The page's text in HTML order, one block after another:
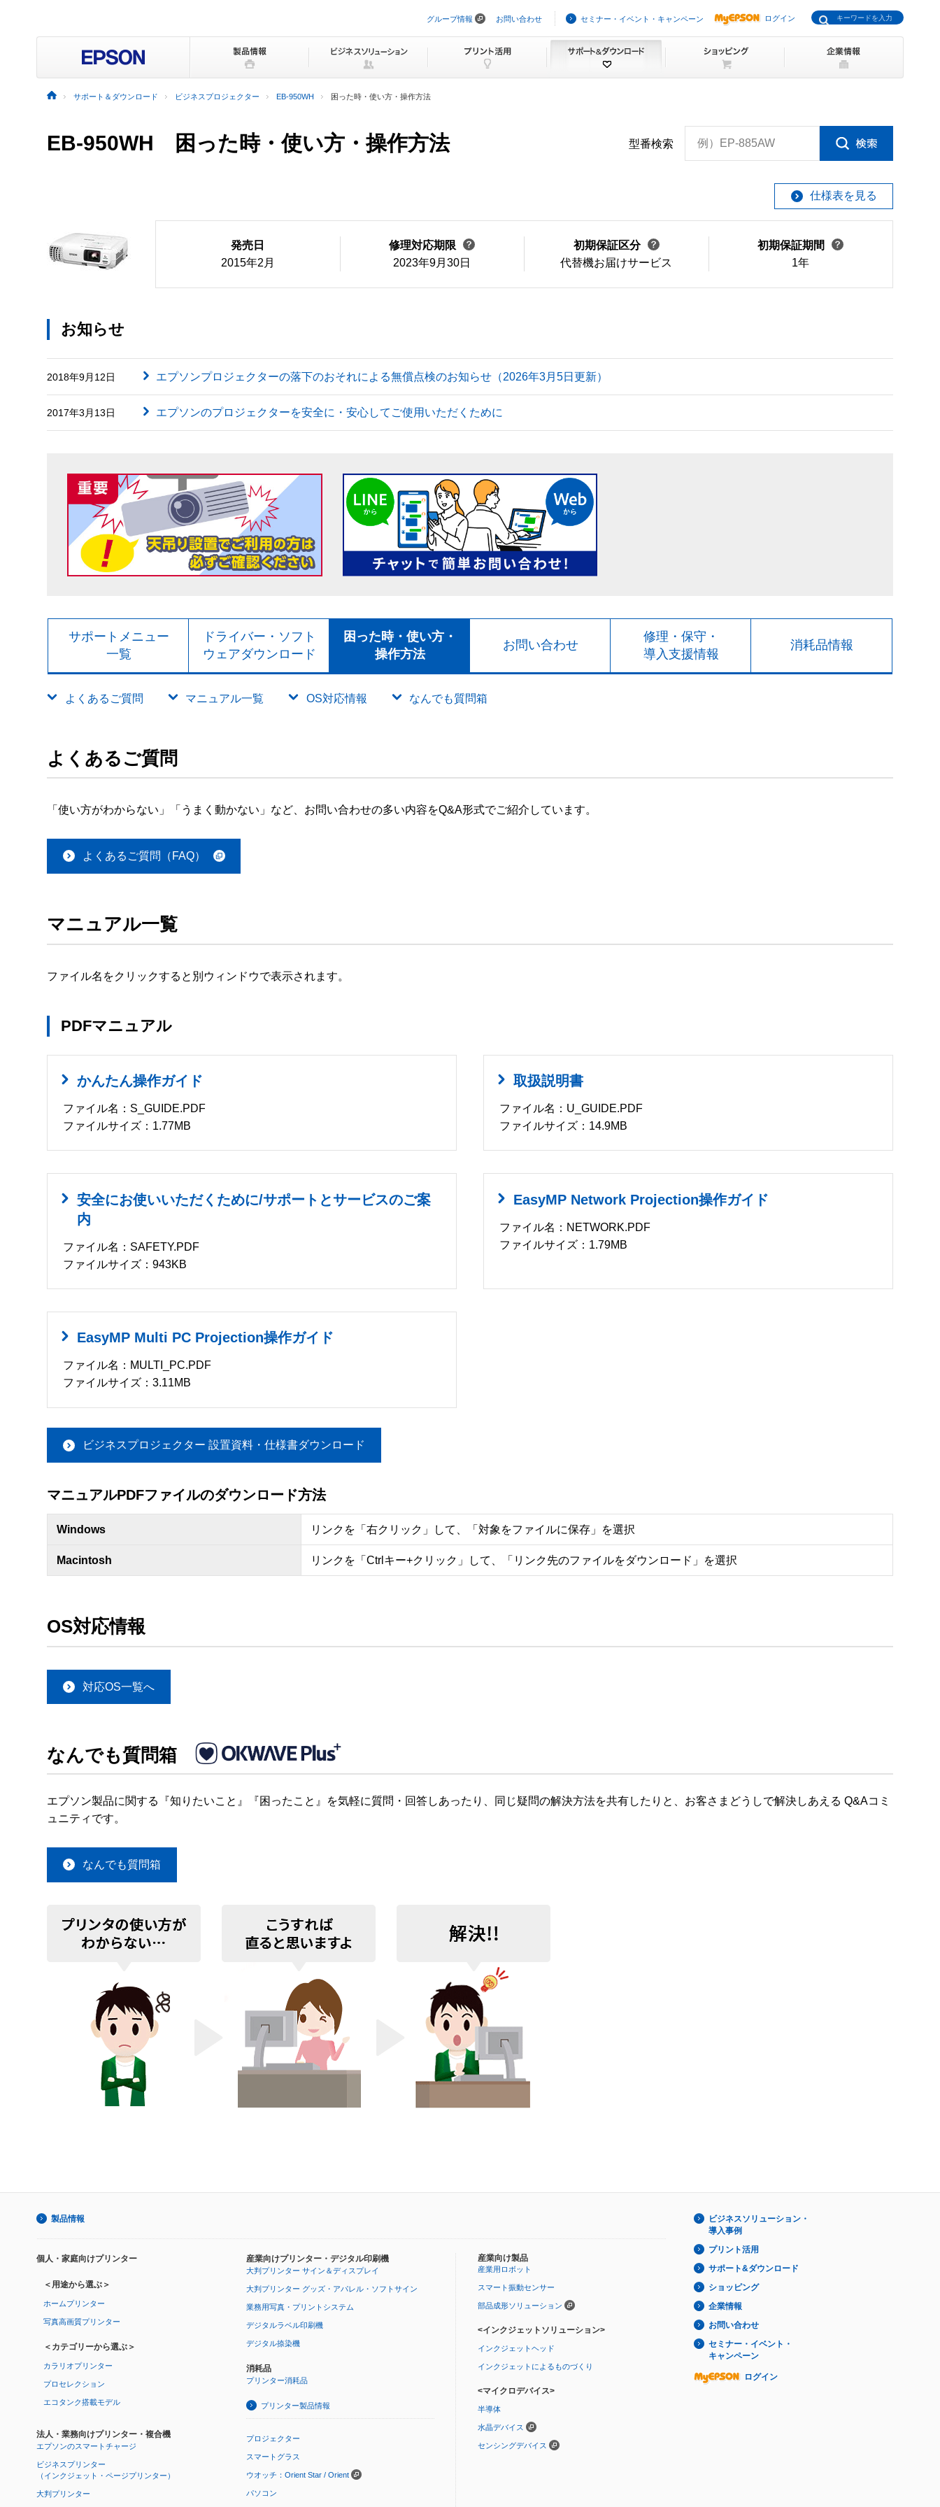
ビ
ョ
ン
を
ッ
プ
グループ情報 お問い合わせ セミナー・イベント・キャンペーン ログイン
サポート＆ダウンロード ビジネスプロジェクター EB-950WH 困った時・使い方・操作方法
EB-950WH 困った時・使い方・操作方法 型番検索 例）EP-885AW
仕様表を見る
発売日
2015年2月
修理対応期限
2023年9月30日
初期保証区分
代替機お届けサービス
初期保証期間
1年
お知らせ
2018年9月12日 エプソンプロジェクターの落下のおそれによる無償点検のお知らせ（2026年3月5日更新）
2017年3月13日 エプソンのプロジェクターを安全に・安心してご使用いただくために
サポートメニュー
一覧
ドライバー・ソフト
ウェアダウンロード
困った時・使い方・
操作方法
お問い合わせ
修理・保守・
導入支援情報
消耗品情報
よくあるご質問 マニュアル一覧 OS対応情報 なんでも質問箱
よくあるご質問
「使い方がわからない」「うまく動かない」など、お問い合わせの多い内容をQ&A形式でご紹介しています。
よくあるご質問（FAQ）
マニュアル一覧
ファイル名をクリックすると別ウィンドウで表示されます。
PDFマニュアル
かんたん操作ガイド
ファイル名：S_GUIDE.PDF
ファイルサイズ：1.77MB
取扱説明書
ファイル名：U_GUIDE.PDF
ファイルサイズ：14.9MB
安全にお使いいただくために/サポートとサービスのご案
内
ファイル名：SAFETY.PDF
ファイルサイズ：943KB
EasyMP Network Projection操作ガイド
ファイル名：NETWORK.PDF
ファイルサイズ：1.79MB
EasyMP Multi PC Projection操作ガイド
ファイル名：MULTI_PC.PDF
ファイルサイズ：3.11MB
ビジネスプロジェクター 設置資料・仕様書ダウンロード
マニュアルPDFファイルのダウンロード方法
Windows リンクを「右クリック」して、「対象をファイルに保存」を選択
Macintosh リンクを「Ctrlキー+クリック」して、「リンク先のファイルをダウンロード」を選択
OS対応情報
対応OS一覧へ
なんでも質問箱
エプソン製品に関する『知りたいこと』『困ったこと』を気軽に質問・回答しあったり、同じ疑問の解決方法を共有したりと、お客さまどうしで解決しあえる Q&Aコミ
ュニティです。
なんでも質問箱
製品情報
個人・家庭向けプリンター
＜用途から選ぶ＞
ホームプリンター
写真高画質プリンター
＜カテゴリーから選ぶ＞
カラリオプリンター
プロセレクション
エコタンク搭載モデル
法人・業務向けプリンター・複合機
エプソンのスマートチャージ
ビジネスプリンター
（インクジェット・ページプリンター）
大判プリンター
産業向けプリンター・デジタル印刷機
大判プリンター サイン＆ディスプレイ
大判プリンター グッズ・アパレル・ソフトサイン
業務用写真・プリントシステム
デジタルラベル印刷機
デジタル捺染機
消耗品
プリンター消耗品
プリンター製品情報
プロジェクター
スマートグラス
ウオッチ：Orient Star / Orient
パソコン
産業向け製品
産業用ロボット
スマート振動センサー
部品成形ソリューション
<インクジェットソリューション>
インクジェットヘッド
インクジェットによるものづくり
<マイクロデバイス>
半導体
水晶デバイス
センシングデバイス
ビジネスソリューション・
導入事例
プリント活用
サポート&ダウンロード
ショッピング
企業情報
お問い合わせ
セミナー・イベント・
キャンペーン
ログイン